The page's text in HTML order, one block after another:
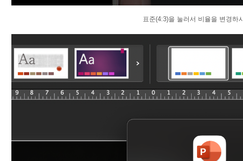
표준(4:3)을 눌러서 비율을 변경하